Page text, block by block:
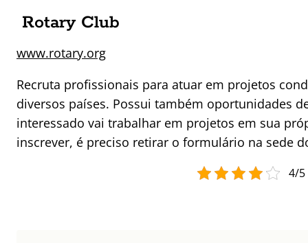
Rotary Club
www.rotary.org
Recruta profissionais para atuar em projetos
diversos países. Possui também oportunidades
interessado vai trabalhar em projetos em sua
inscrever, é preciso retirar o formulário na sede
4/5